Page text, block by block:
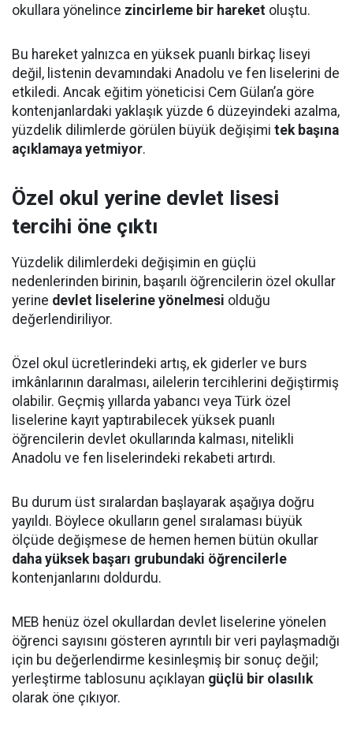
okullara yönelince zincirleme bir hareket oluştu.
Bu hareket yalnızca en yüksek puanlı birkaç liseyi
değil, listenin devamındaki Anadolu ve fen liselerini de
etkiledi. Ancak eğitim yöneticisi Cem Gülan’a göre
kontenjanlardaki yaklaşık yüzde 6 düzeyindeki azalma,
yüzdelik dilimlerde görülen büyük değişimi tek başına
açıklamaya yetmiyor.
Özel okul yerine devlet lisesi
tercihi öne çıktı
Yüzdelik dilimlerdeki değişimin en güçlü
nedenlerinden birinin, başarılı öğrencilerin özel okullar
yerine devlet liselerine yönelmesi olduğu
değerlendiriliyor.
Özel okul ücretlerindeki artış, ek giderler ve burs
imkânlarının daralması, ailelerin tercihlerini değiştirmiş
olabilir. Geçmiş yıllarda yabancı veya Türk özel
liselerine kayıt yaptırabilecek yüksek puanlı
öğrencilerin devlet okullarında kalması, nitelikli
Anadolu ve fen liselerindeki rekabeti artırdı.
Bu durum üst sıralardan başlayarak aşağıya doğru
yayıldı. Böylece okulların genel sıralaması büyük
ölçüde değişmese de hemen hemen bütün okullar
daha yüksek başarı grubundaki öğrencilerle
kontenjanlarını doldurdu.
MEB henüz özel okullardan devlet liselerine yönelen
öğrenci sayısını gösteren ayrıntılı bir veri paylaşmadığı
için bu değerlendirme kesinleşmiş bir sonuç değil;
yerleştirme tablosunu açıklayan güçlü bir olasılık
olarak öne çıkıyor.